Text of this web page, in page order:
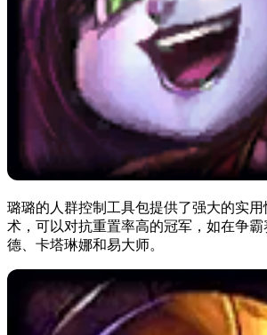
璐璐的人群控制工具包提供了强大的实
术，可以对抗重置率高的冠军，如在争
德、卡塔琳娜和易大师。